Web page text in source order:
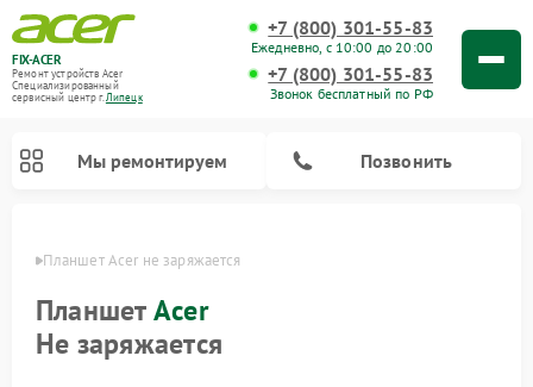
FIX-ACER
Ремонт устройств Acer
Специализированный
cервисный центр г.Липецк
+7 (800) 301-55-83
Ежедневно, с 10:00 до 20:00
+7 (800) 301-55-83
Звонок бесплатный по РФ
Мы ремонтируем Позвонить
Планшет Acer не заряжается
ПланшетAcer
Не заряжается